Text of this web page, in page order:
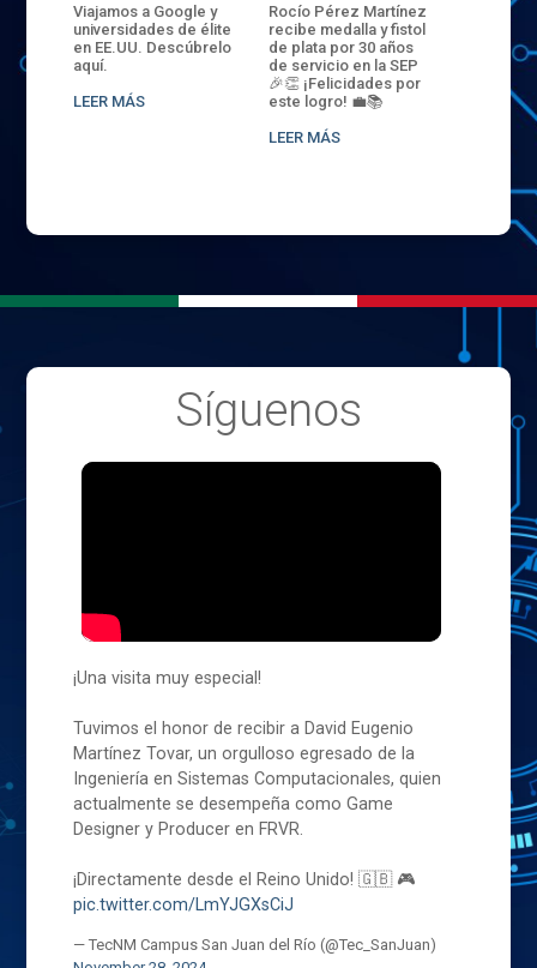
Viajamos a Google y
universidades de élite
en EE.UU. Descúbrelo
aquí.
LEER MÁS
Rocío Pérez Martínez
recibe medalla y fistol
de plata por 30 años
de servicio en la SEP
🎉👏 ¡Felicidades por
este logro! 💼📚
LEER MÁS
ENECB-
del
batalla.
32
sede
Síguenos
¡Una visita muy especial!
Tuvimos el honor de recibir a David Eugenio
Martínez Tovar, un orgulloso egresado de la
Ingeniería en Sistemas Computacionales, quien
actualmente se desempeña como Game
Designer y Producer en FRVR.
¡Directamente desde el Reino Unido! 🇬🇧 🎮
pic.twitter.com/LmYJGXsCiJ
— TecNM Campus San Juan del Río (@Tec_SanJuan)